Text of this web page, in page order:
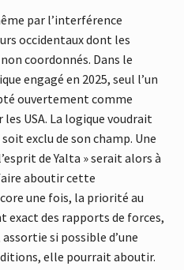
par l’interférence
occidentaux dont les
coordonnés. Dans le
engagé en 2025, seul l’un
ouvertement comme
les USA. La logique voudrait
exclu de son champ. Une
de Yalta » serait alors à
aboutir cette
une fois, la priorité au
exact des rapports de forces,
si possible d’une
elle pourrait aboutir.